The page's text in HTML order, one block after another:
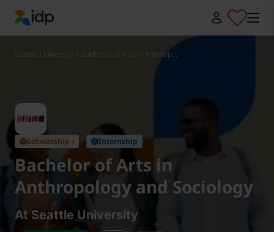
IDP Education
Seattle University / Bachelor of Arts in Anthrop...
✓ Scholarship › ✓ Internship
Bachelor of Arts in
Anthropology and Sociology
At Seattle University